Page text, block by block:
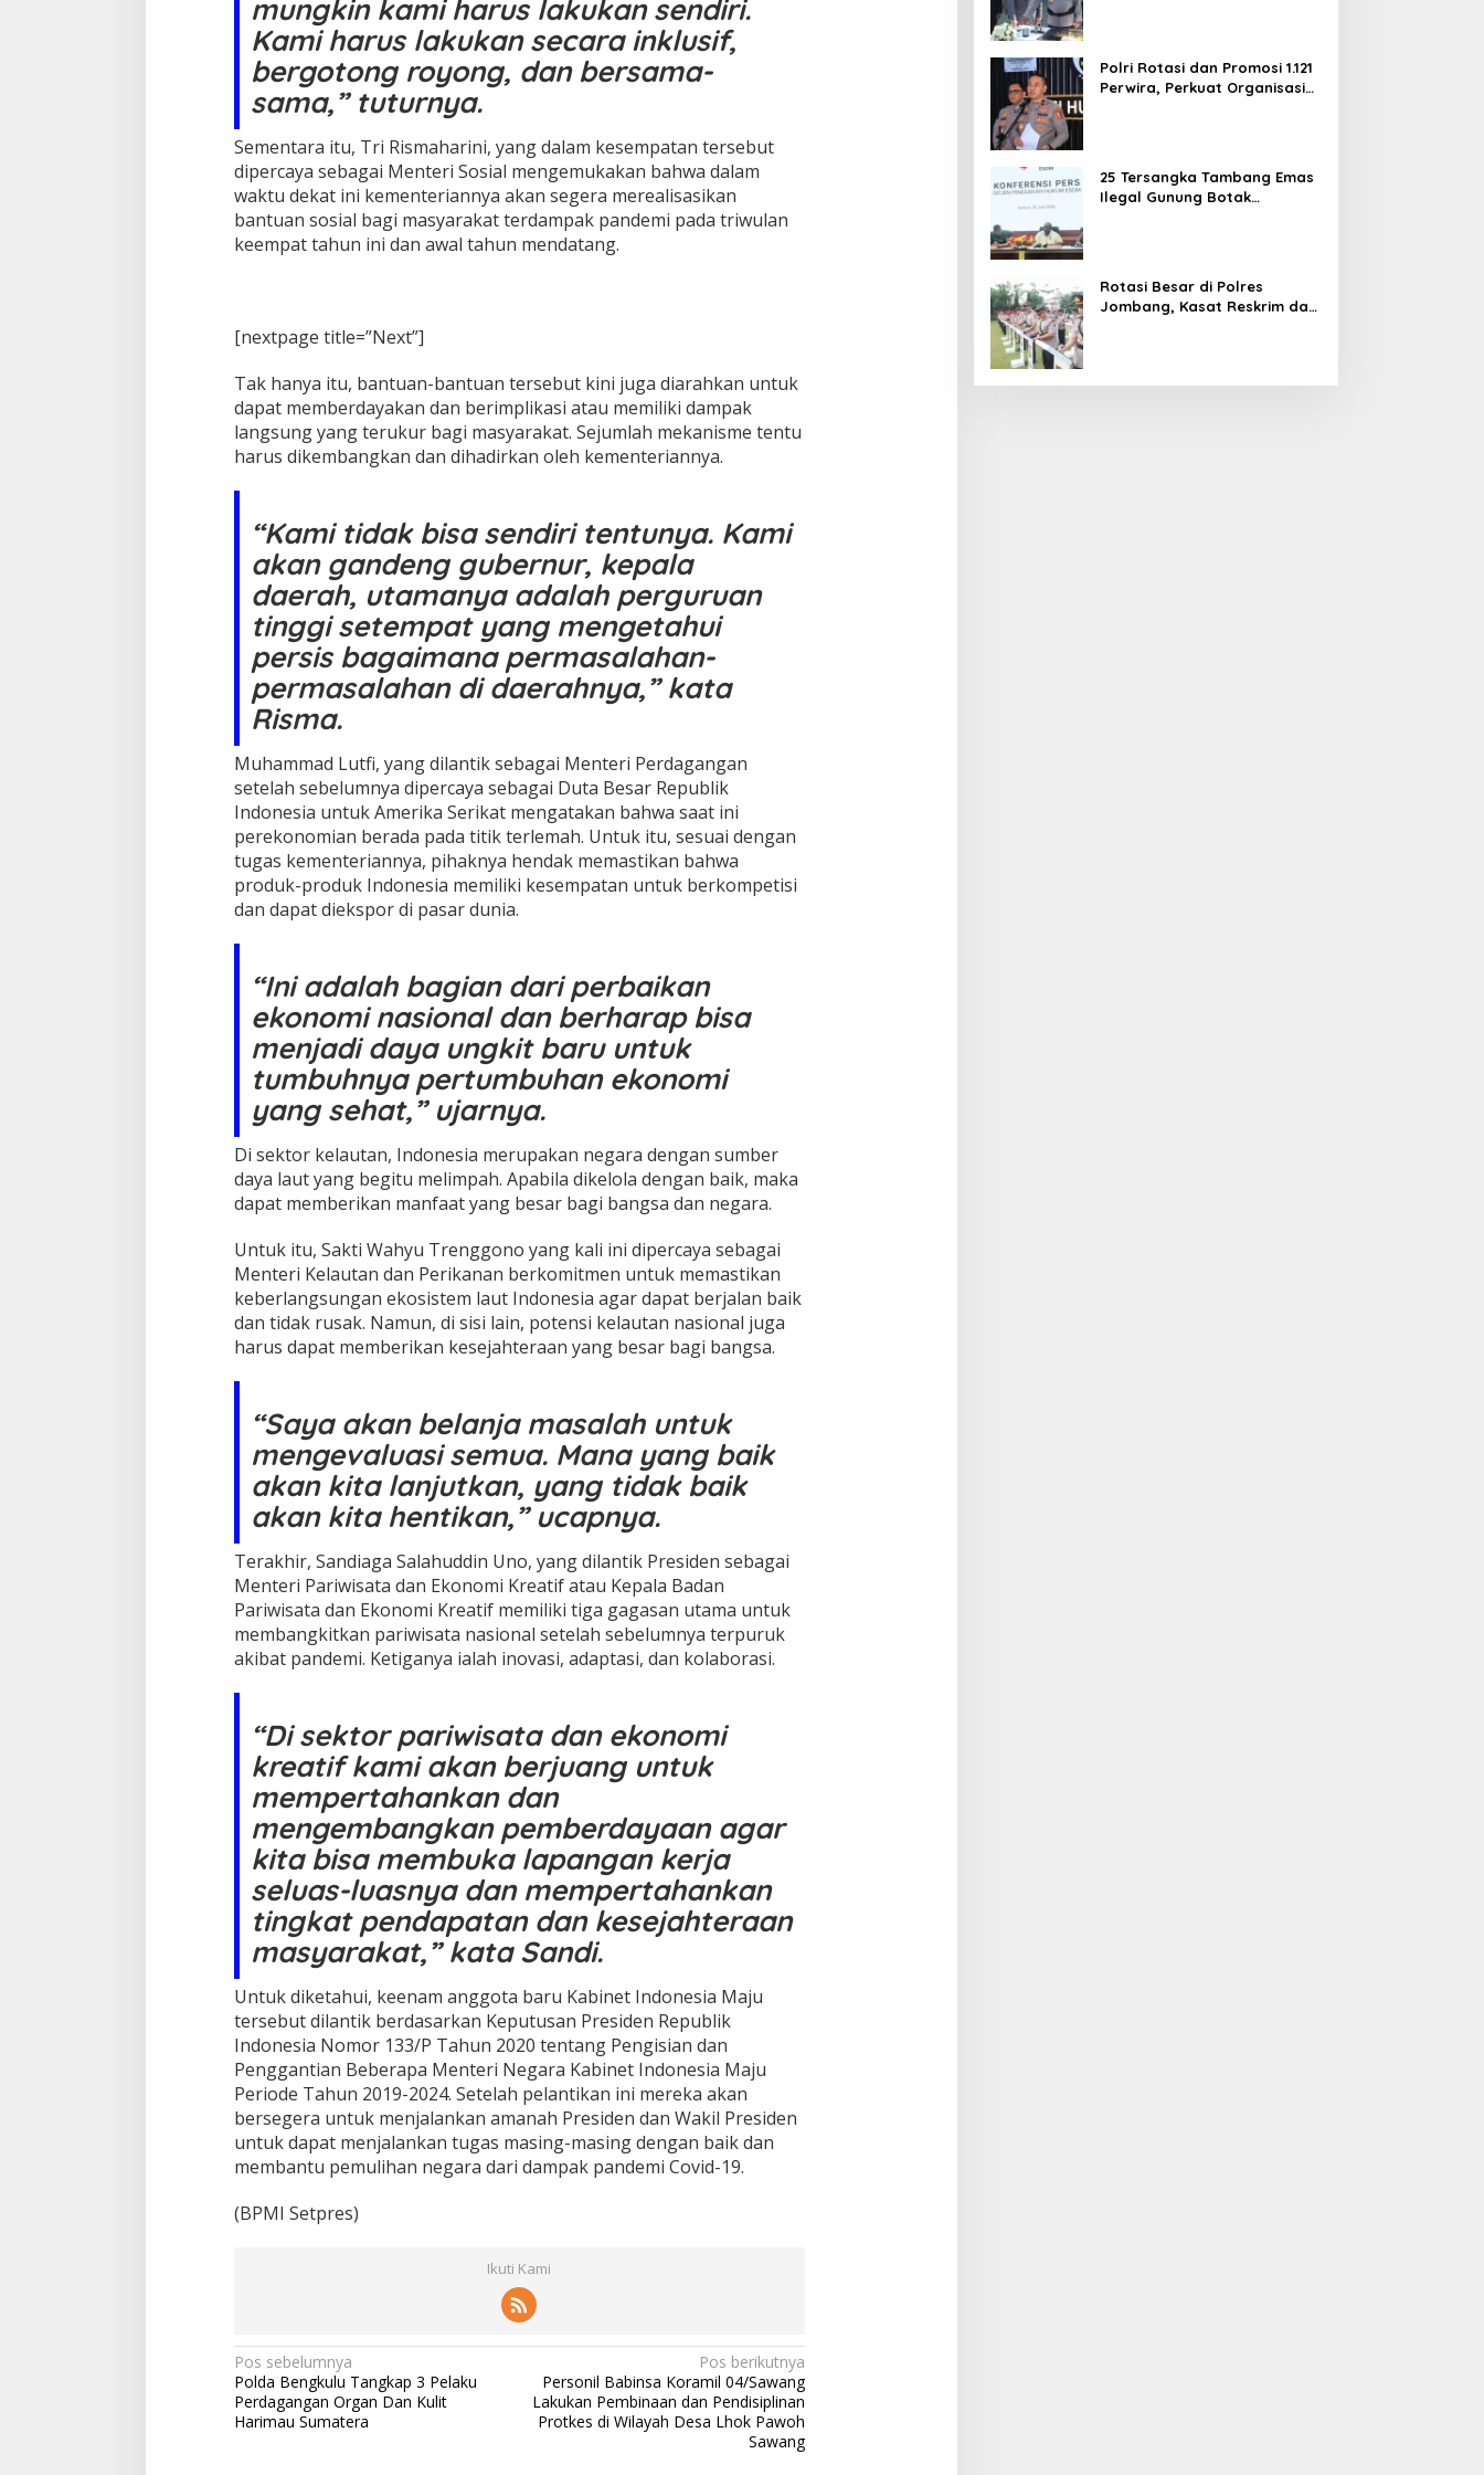
mungkin kami harus lakukan sendiri.
Kami harus lakukan secara inklusif,
bergotong royong, dan bersama-
sama,” tuturnya.
Sementara itu, Tri Rismaharini, yang dalam kesempatan tersebut
dipercaya sebagai Menteri Sosial mengemukakan bahwa dalam
waktu dekat ini kementeriannya akan segera merealisasikan
bantuan sosial bagi masyarakat terdampak pandemi pada triwulan
keempat tahun ini dan awal tahun mendatang.
[nextpage title=”Next”]
Tak hanya itu, bantuan-bantuan tersebut kini juga diarahkan untuk
dapat memberdayakan dan berimplikasi atau memiliki dampak
langsung yang terukur bagi masyarakat. Sejumlah mekanisme tentu
harus dikembangkan dan dihadirkan oleh kementeriannya.
“Kami tidak bisa sendiri tentunya. Kami
akan gandeng gubernur, kepala
daerah, utamanya adalah perguruan
tinggi setempat yang mengetahui
persis bagaimana permasalahan-
permasalahan di daerahnya,” kata
Risma.
Muhammad Lutfi, yang dilantik sebagai Menteri Perdagangan
setelah sebelumnya dipercaya sebagai Duta Besar Republik
Indonesia untuk Amerika Serikat mengatakan bahwa saat ini
perekonomian berada pada titik terlemah. Untuk itu, sesuai dengan
tugas kementeriannya, pihaknya hendak memastikan bahwa
produk-produk Indonesia memiliki kesempatan untuk berkompetisi
dan dapat diekspor di pasar dunia.
“Ini adalah bagian dari perbaikan
ekonomi nasional dan berharap bisa
menjadi daya ungkit baru untuk
tumbuhnya pertumbuhan ekonomi
yang sehat,” ujarnya.
Di sektor kelautan, Indonesia merupakan negara dengan sumber
daya laut yang begitu melimpah. Apabila dikelola dengan baik, maka
dapat memberikan manfaat yang besar bagi bangsa dan negara.
Untuk itu, Sakti Wahyu Trenggono yang kali ini dipercaya sebagai
Menteri Kelautan dan Perikanan berkomitmen untuk memastikan
keberlangsungan ekosistem laut Indonesia agar dapat berjalan baik
dan tidak rusak. Namun, di sisi lain, potensi kelautan nasional juga
harus dapat memberikan kesejahteraan yang besar bagi bangsa.
“Saya akan belanja masalah untuk
mengevaluasi semua. Mana yang baik
akan kita lanjutkan, yang tidak baik
akan kita hentikan,” ucapnya.
Terakhir, Sandiaga Salahuddin Uno, yang dilantik Presiden sebagai
Menteri Pariwisata dan Ekonomi Kreatif atau Kepala Badan
Pariwisata dan Ekonomi Kreatif memiliki tiga gagasan utama untuk
membangkitkan pariwisata nasional setelah sebelumnya terpuruk
akibat pandemi. Ketiganya ialah inovasi, adaptasi, dan kolaborasi.
“Di sektor pariwisata dan ekonomi
kreatif kami akan berjuang untuk
mempertahankan dan
mengembangkan pemberdayaan agar
kita bisa membuka lapangan kerja
seluas-luasnya dan mempertahankan
tingkat pendapatan dan kesejahteraan
masyarakat,” kata Sandi.
Untuk diketahui, keenam anggota baru Kabinet Indonesia Maju
tersebut dilantik berdasarkan Keputusan Presiden Republik
Indonesia Nomor 133/P Tahun 2020 tentang Pengisian dan
Penggantian Beberapa Menteri Negara Kabinet Indonesia Maju
Periode Tahun 2019-2024. Setelah pelantikan ini mereka akan
bersegera untuk menjalankan amanah Presiden dan Wakil Presiden
untuk dapat menjalankan tugas masing-masing dengan baik dan
membantu pemulihan negara dari dampak pandemi Covid-19.
(BPMI Setpres)
Ikuti Kami
N
a
v
Pos sebelumnya
Polda Bengkulu Tangkap 3 Pelaku
Perdagangan Organ Dan Kulit
Harimau Sumatera
Pos berikutnya
Personil Babinsa Koramil 04/Sawang
Lakukan Pembinaan dan Pendisiplinan
Protkes di Wilayah Desa Lhok Pawoh
Sawang
Polri Rotasi dan Promosi 1.121
Perwira, Perkuat Organisasi
25 Tersangka Tambang Emas
Ilegal Gunung Botak
Rotasi Besar di Polres
Jombang, Kasat Reskrim dan